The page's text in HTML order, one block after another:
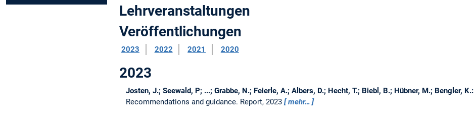
Lehrveranstaltungen
Veröffentlichungen
2023 2022 2021 2020
2023
Josten, J.; Seewald, P; ...; Grabbe, N.; Feierle, A.; Albers, D.; Hecht, T.; Biebl, B.; Hübner, M.; Bengler, K.:
Recommendations and guidance. Report, 2023 mehr…